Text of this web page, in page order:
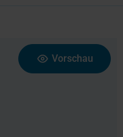
Vorschau